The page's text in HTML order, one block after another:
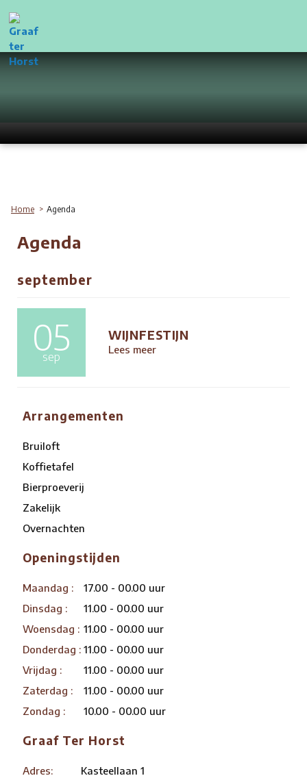
Home Agenda
Agenda
september
05
sep
WIJNFESTIJN
Lees meer
Arrangementen
Bruiloft
Koffietafel
Bierproeverij
Zakelijk
Overnachten
Openingstijden
Maandag :
17.00 - 00.00 uur
Dinsdag :
11.00 - 00.00 uur
Woensdag : 11.00 - 00.00 uur
Donderdag :11.00 - 00.00 uur
Vrijdag :
11.00 - 00.00 uur
Zaterdag :
11.00 - 00.00 uur
Zondag :
10.00 - 00.00 uur
Graaf Ter Horst
Adres:
Kasteellaan 1